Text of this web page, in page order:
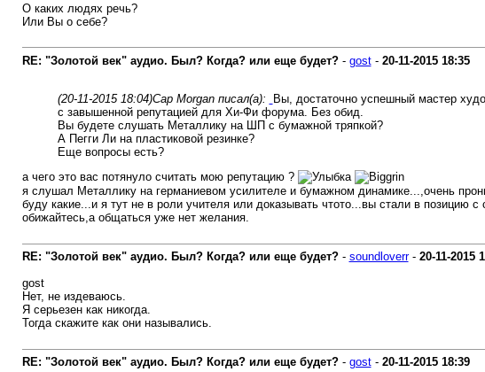
О каких людях речь?
Или Вы о себе?
RE: "Золотой век" аудио. Был? Когда? или еще будет?- gost- 20-11-2015 18:35
(20-11-2015 18:04)Cap Morgan писал(а):
Вы, достаточно успешный мастер
с завышенной репутацией для Хи-Фи форума. Без обид.
Вы будете слушать Металлику на ШП с бумажной тряпкой?
А Пегги Ли на пластиковой резинке?
Еще вопросы есть?
а чего это вас потянуло считать мою репутацию ?
я слушал Металлику на германиевом усилителе и бумажном динамике...,очень
буду какие...и я тут не в роли учителя или доказывать чтото...вы стали в позицию
обижайтесь,а общаться уже нет желания.
RE: "Золотой век" аудио. Был? Когда? или еще будет?- soundloverr- 20-11-2015
gost
Нет, не издеваюсь.
Я серьезен как никогда.
Тогда скажите как они назывались.
RE: "Золотой век" аудио. Был? Когда? или еще будет?- gost- 20-11-2015 18:39